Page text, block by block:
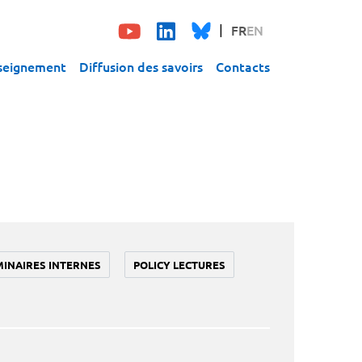
FREN
Diffusion des savoirs Contacts
INTERNES POLICY LECTURES